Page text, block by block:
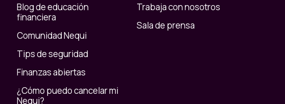
Blog de educación
financiera
Comunidad Nequi
Tips de seguridad
Finanzas abiertas
¿Cómo puedo cancelar mi
Nequi?
Trabaja con nosotros
Sala de prensa